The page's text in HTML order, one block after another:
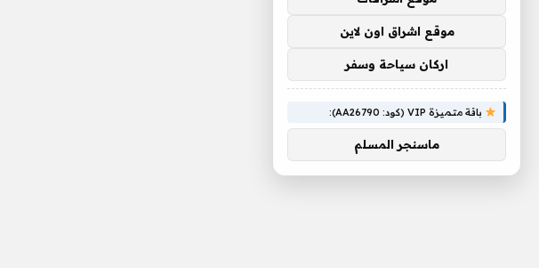
موقع اشراق اون لاين
اركان سياحة وسفر
باقة متميزة VIP (كود: AA26790):
ماسنجر المسلم